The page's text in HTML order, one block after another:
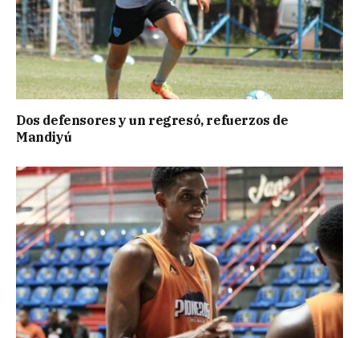
Dos defensores y un regresó, refuerzos de
Mandiyú